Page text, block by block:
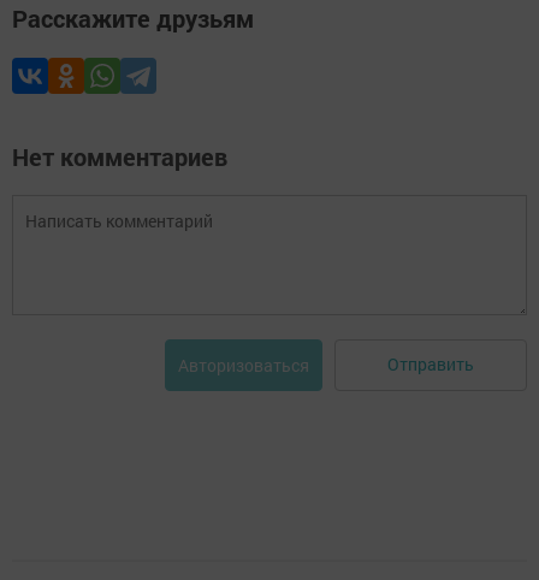
Расскажите друзьям
Нет комментариев
Авторизоваться Отправить